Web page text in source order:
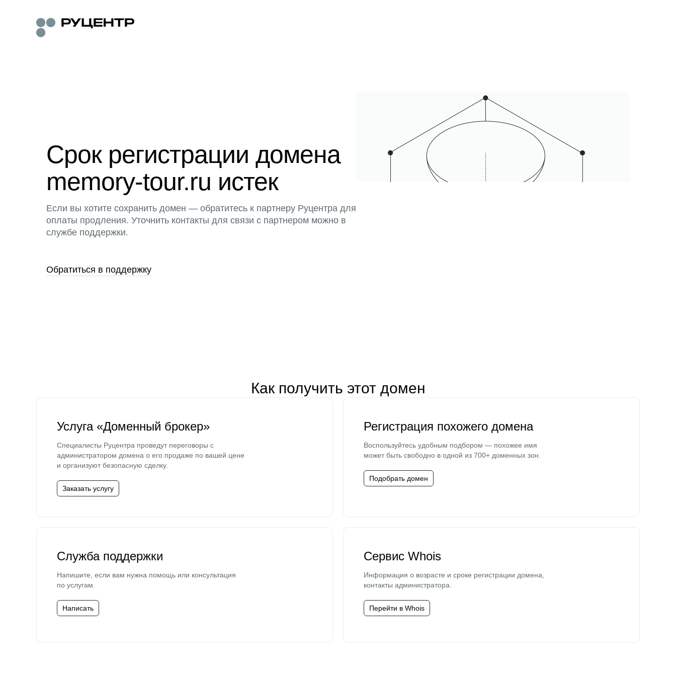
Срок регистрации домена
memory-tour.ru истек
Если вы хотите сохранить домен — обратитесь к партнеру Руцентра для
оплаты продления. Уточнить контакты для связи с партнером можно в
службе поддержки.
Обратиться в поддержку
Как получить этот домен
Услуга «Доменный брокер»
Специалисты Руцентра проведут переговоры с
администратором домена о его продаже по вашей цене
и организуют безопасную сделку.
Заказать услугу
Регистрация похожего домена
Воспользуйтесь удобным подбором — похожее имя
может быть свободно в одной из 700+ доменных зон.
Подобрать домен
Служба поддержки
Напишите, если вам нужна помощь или консультация
по услугам.
Написать
Сервис Whois
Информация о возрасте и сроке регистрации домена,
контакты администратора.
Перейти в Whois